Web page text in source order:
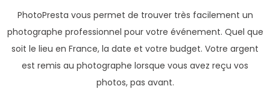
PhotoPresta vous permet de trouver très facilement un
photographe professionnel pour votre événement. Quel que
soit le lieu en France, la date et votre budget. Votre argent
est remis au photographe lorsque vous avez reçu vos
photos, pas avant.